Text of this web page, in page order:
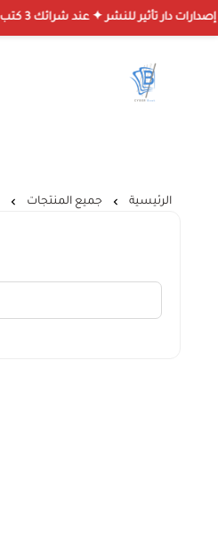
متجر سايبر بوك
الرئيسية جميع المنتجات